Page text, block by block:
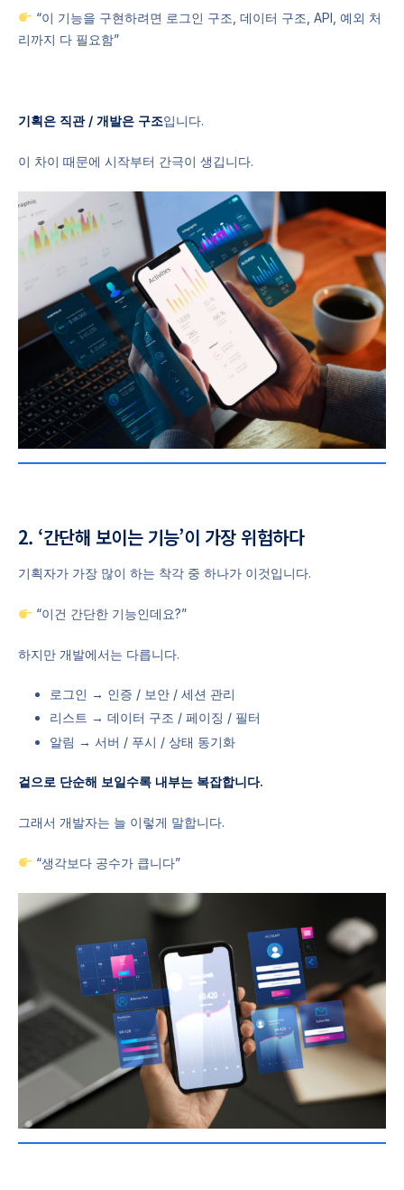
“이 기능을 구현하려면 로그인 구조, 데이터 구조, API, 예외 처
리까지 다 필요함”
기획은 직관 / 개발은 구조입니다.
이 차이 때문에 시작부터 간극이 생깁니다.
2. ‘간단해 보이는 기능’이 가장 위험하다
기획자가 가장 많이 하는 착각 중 하나가 이것입니다.
“이건 간단한 기능인데요?”
하지만 개발에서는 다릅니다.
로그인 → 인증 / 보안 / 세션 관리
리스트 → 데이터 구조 / 페이징 / 필터
알림 → 서버 / 푸시 / 상태 동기화
겉으로 단순해 보일수록 내부는 복잡합니다.
그래서 개발자는 늘 이렇게 말합니다.
“생각보다 공수가 큽니다”